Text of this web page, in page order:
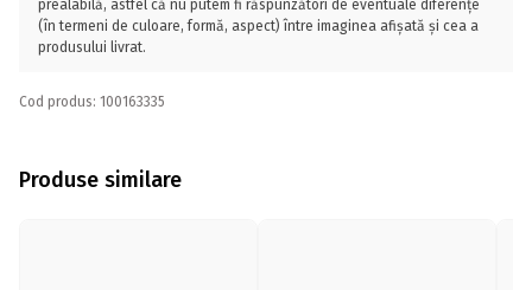
prealabilă, astfel că nu putem fi răspunzători de eventuale diferențe
(în termeni de culoare, formă, aspect) între imaginea afișată și cea a
produsului livrat.
Cod produs: 100163335
Produse similare